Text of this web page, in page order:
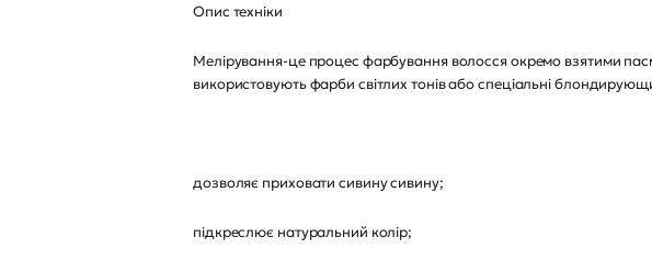
Опис техніки
Мелірування-це процес фарбування волосся окремо взятими
використовують фарби світлих тонів або спеціальні
дозволяє приховати сивину сивину;
підкреслює натуральний колір;